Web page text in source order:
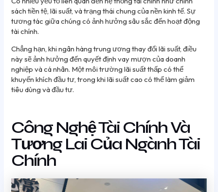
sách tiền tệ, lãi suất, và trạng thái chung của nền kinh tế. Sự
tương tác giữa chúng có ảnh hưởng sâu sắc đến hoạt động
tài chính.
Chẳng hạn, khi ngân hàng trung ương thay đổi lãi suất, điều
này sẽ ảnh hưởng đến quyết định vay mượn của doanh
nghiệp và cá nhân. Một môi trường lãi suất thấp có thể
khuyến khích đầu tư, trong khi lãi suất cao có thể làm giảm
tiêu dùng và đầu tư.
Công Nghệ Tài Chính Và
Tương Lai Của Ngành Tài
Chính